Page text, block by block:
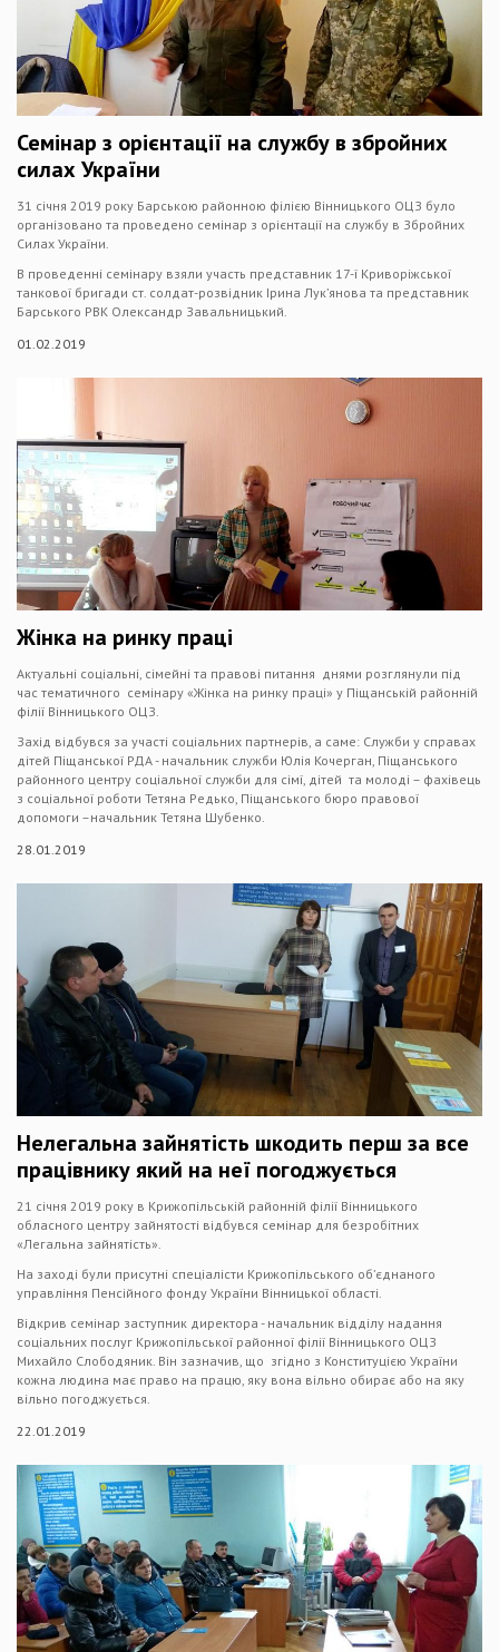
Семінар з орієнтації на службу в збройних
силах України
31 січня 2019 року Барською районною філією Вінницького ОЦЗ було
організовано та проведено семінар з орієнтації на службу в Збройних
Силах України.
В проведенні семінару взяли участь представник 17-ї Криворіжської
танкової бригади ст. солдат-розвідник Ірина Лук’янова та представник
Барського РВК Олександр Завальницький.
01.02.2019
Жінка на ринку праці
Актуальні соціальні, сімейні та правові питання днями розглянули під
час тематичного семінару «Жінка на ринку праці» у Піщанській районній
філії Вінницького ОЦЗ.
Захід відбувся за участі соціальних партнерів, а саме: Служби у справах
дітей Піщанської РДА - начальник служби Юлія Кочерган, Піщанського
районного центру соціальної служби для сімї, дітей та молоді – фахівець
з соціальної роботи Тетяна Редько, Піщанського бюро правової
допомоги –начальник Тетяна Шубенко.
28.01.2019
Нелегальна зайнятість шкодить перш за все
працівнику який на неї погоджується
21 січня 2019 року в Крижопільській районній філії Вінницького
обласного центру зайнятості відбувся семінар для безробітних
«Легальна зайнятість».
На заході були присутні спеціалісти Крижопільського об’єднаного
управління Пенсійного фонду України Вінницької області.
Відкрив семінар заступник директора - начальник відділу надання
соціальних послуг Крижопільської районної філії Вінницького ОЦЗ
Михайло Слободяник. Він зазначив, що згідно з Конституцією України
кожна людина має право на працю, яку вона вільно обирає або на яку
вільно погоджується.
22.01.2019